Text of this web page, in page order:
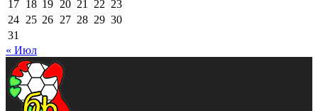
17 18 19 20 21 22 23
24 25 26 27 28 29 30
31
« Июл